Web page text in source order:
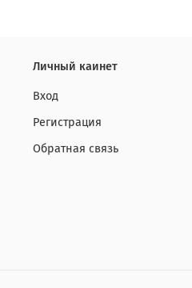
Личный каинет
Вход
Регистрация
Обратная связь